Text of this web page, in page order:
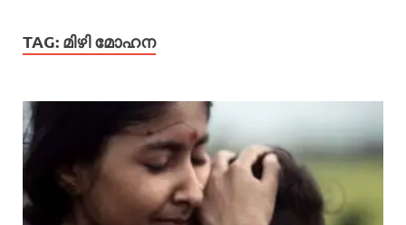
TAG: മിഴി മോഹന